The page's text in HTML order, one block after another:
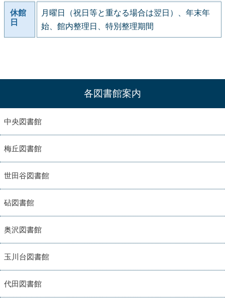
休館
日
月曜日（祝日等と重なる場合は翌日）、年末年
始、館内整理日、特別整理期間
各図書館案内
中央図書館
梅丘図書館
世田谷図書館
砧図書館
奥沢図書館
玉川台図書館
代田図書館